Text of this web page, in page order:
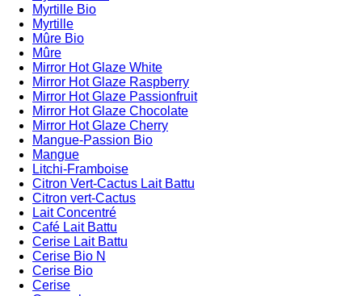
Myrtille Bio
Myrtille
Mûre Bio
Mûre
Mirror Hot Glaze White
Mirror Hot Glaze Raspberry
Mirror Hot Glaze Passionfruit
Mirror Hot Glaze Chocolate
Mirror Hot Glaze Cherry
Mangue-Passion Bio
Mangue
Litchi-Framboise
Citron Vert-Cactus Lait Battu
Citron vert-Cactus
Lait Concentré
Café Lait Battu
Cerise Lait Battu
Cerise Bio N
Cerise Bio
Cerise